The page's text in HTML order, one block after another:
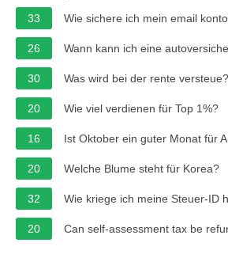
33
Wie sichere ich mein email
26 Wann kann ich eine
30 Was wird bei der rente versteue?
20 Wie viel verdienen für Top 1%?
16 Ist Oktober ein guter Monat für
20 Welche Blume steht für Korea?
32 Wie kriege ich meine Steuer-ID
20 Can self-assessment tax be